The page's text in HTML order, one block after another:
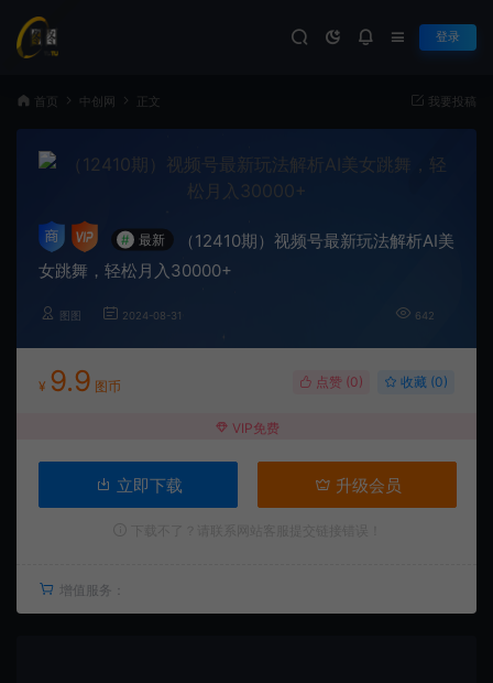
登录
首页 中创网 正文 我要投稿
# 最新
（12410期）视频号最新玩法解析AI美
女跳舞，轻松月入30000+
图图 2024-08-31 642
¥ 9.9 图币 点赞 (0) 收藏 (0)
VIP免费
立即下载 升级会员
增值服务：